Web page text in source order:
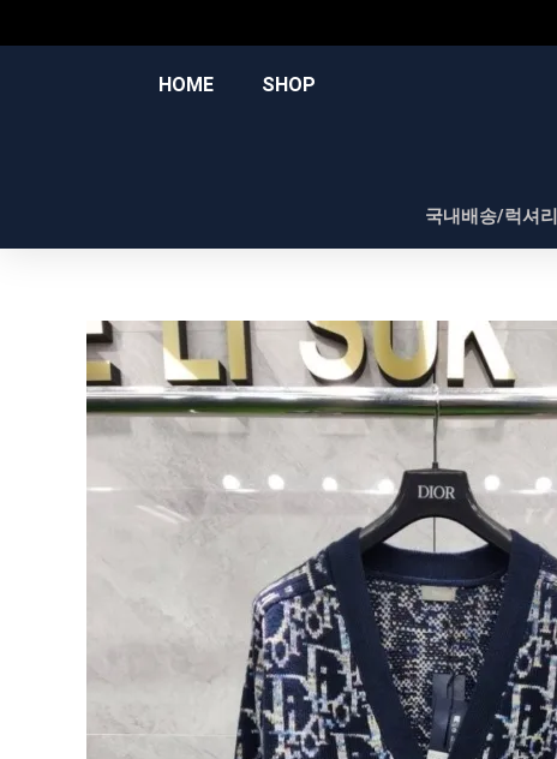
텐
HOME SHOP
국내배송/럭셔리